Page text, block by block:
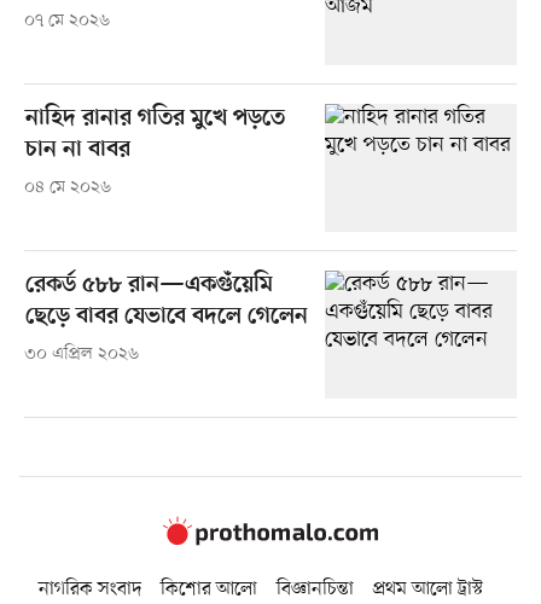
০৭ মে ২০২৬
নাহিদ রানার গতির মুখে পড়তে
চান না বাবর
০৪ মে ২০২৬
রেকর্ড ৫৮৮ রান—একগুঁয়েমি
ছেড়ে বাবর যেভাবে বদলে গেলেন
৩০ এপ্রিল ২০২৬
নাগরিক সংবাদ কিশোর আলো বিজ্ঞানচিন্তা
প্রথম আলো ট্রাস্ট